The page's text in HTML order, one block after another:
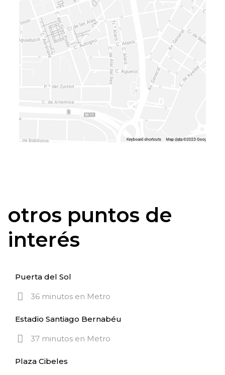
otros puntos de
interés
Puerta del Sol
36 minutos en Metro
Estadio Santiago Bernabéu
37 minutos en Metro
Plaza Cibeles